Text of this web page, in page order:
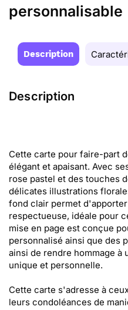
personnalisable
Description
Description
Cette carte pour faire-part
élégant et apaisant. Avec
rose pastel et des touches
délicates illustrations
fond clair permet
respectueuse, idéale pour
mise en page est conçue
personnalisé ainsi que des
ainsi de rendre hommage à
unique et personnelle.
Cette carte s'adresse à
leurs condoléances de